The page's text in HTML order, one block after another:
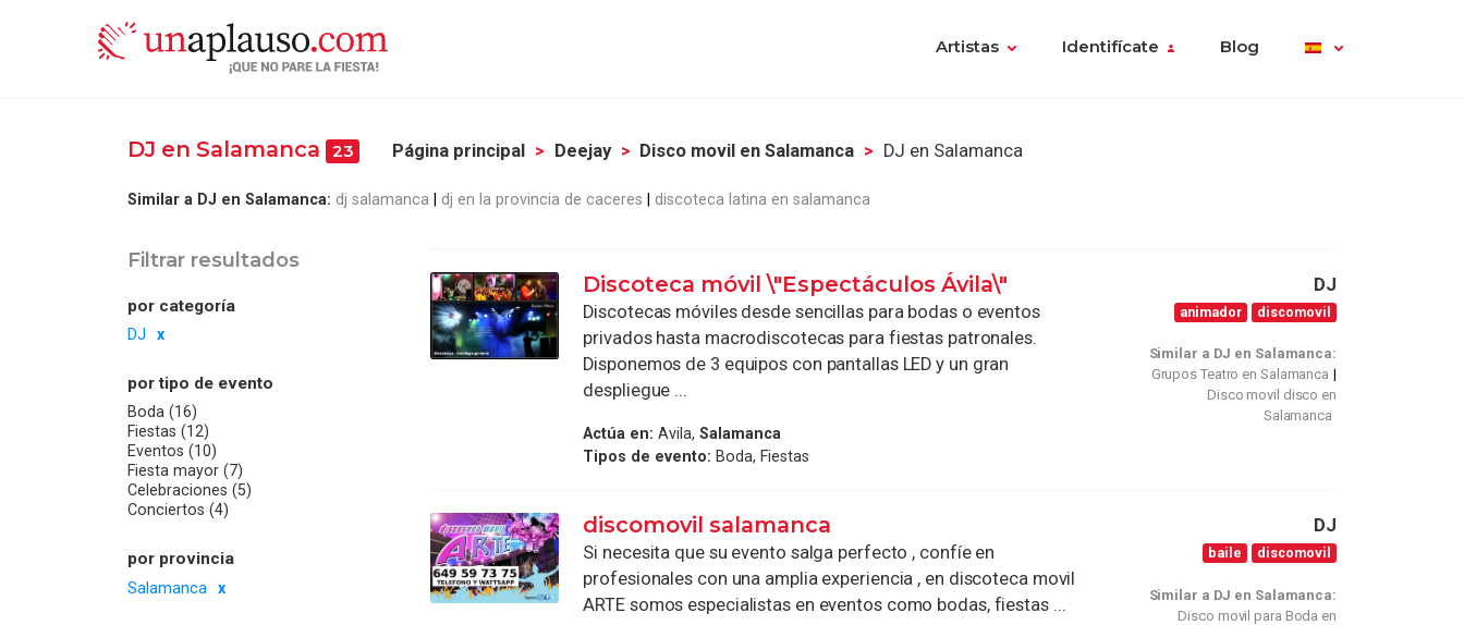
Artistas Identifícate Blog
DJ en Salamanca 23 Página principal Deejay Disco movil en Salamanca DJ en Salamanca
Similar a DJ en Salamanca: dj salamanca dj en la provincia de caceres discoteca latina en salamanca
Filtrar resultados
por categoría
DJ
por tipo de evento
Boda (16)
Fiestas (12)
Eventos (10)
Fiesta mayor (7)
Celebraciones (5)
Conciertos (4)
por provincia
Salamanca
Discoteca móvil \"Espectáculos Ávila\"
Discotecas móviles desde sencillas para bodas o eventos
privados hasta macrodiscotecas para fiestas patronales.
Disponemos de 3 equipos con pantallas LED y un gran
despliegue ...
Actúa en: Avila,Salamanca
Tipos de evento: Boda, Fiestas
DJ
animador discomovil
Similar a DJ en Salamanca:
Grupos Teatro en Salamanca
Disco movil disco en
Salamanca
discomovil salamanca
Si necesita que su evento salga perfecto , confíe en
profesionales con una amplia experiencia , en discoteca movil
ARTE somos especialistas en eventos como bodas, fiestas ...
DJ
baile discomovil
Similar a DJ en Salamanca:
Disco movil para Boda en